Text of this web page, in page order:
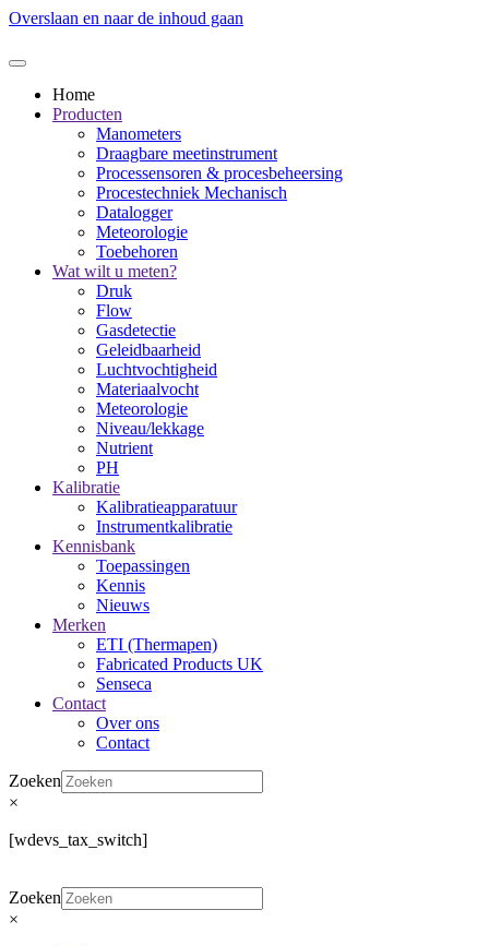
Overslaan en naar de inhoud gaan
Home
Producten
Manometers
Draagbare meetinstrument
Processensoren & procesbeheersing
Procestechniek Mechanisch
Datalogger
Meteorologie
Toebehoren
Wat wilt u meten?
Druk
Flow
Gasdetectie
Geleidbaarheid
Luchtvochtigheid
Materiaalvocht
Meteorologie
Niveau/lekkage
Nutrient
PH
Kalibratie
Kalibratieapparatuur
Instrumentkalibratie
Kennisbank
Toepassingen
Kennis
Nieuws
Merken
ETI (Thermapen)
Fabricated Products UK
Senseca
Contact
Over ons
Contact
Zoeken
×
[wdevs_tax_switch]
Zoeken
×